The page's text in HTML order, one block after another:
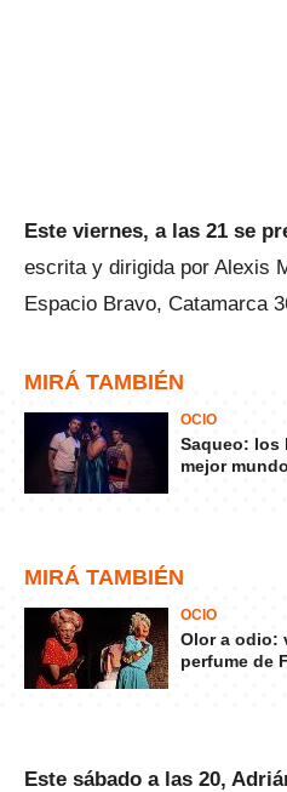
Este viernes, a las 21 se
escrita y dirigida por Alexis
Espacio Bravo, Catamarca
MIRÁ TAMBIÉN
OCIO
Saqueo: los
mejor
MIRÁ TAMBIÉN
OCIO
Olor a odio:
perfume de
Este sábado a las 20,